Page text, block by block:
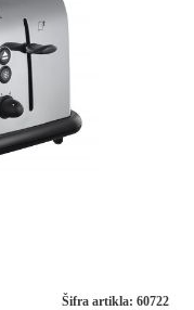
Šifra artikla: 60722